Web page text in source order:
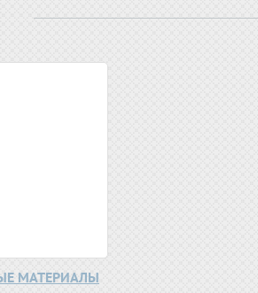
МАТЕРИАЛЫ